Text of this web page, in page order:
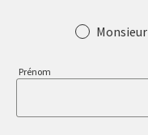
SalutationMonsieur
Prénom